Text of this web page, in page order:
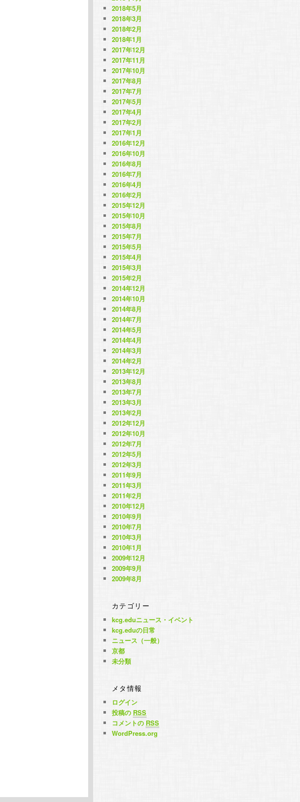
2018年5月
2018年3月
2018年2月
2018年1月
2017年12月
2017年11月
2017年10月
2017年8月
2017年7月
2017年5月
2017年4月
2017年2月
2017年1月
2016年12月
2016年10月
2016年8月
2016年7月
2016年4月
2016年2月
2015年12月
2015年10月
2015年8月
2015年7月
2015年5月
2015年4月
2015年3月
2015年2月
2014年12月
2014年10月
2014年8月
2014年7月
2014年5月
2014年4月
2014年3月
2014年2月
2013年12月
2013年8月
2013年7月
2013年3月
2013年2月
2012年12月
2012年10月
2012年7月
2012年5月
2012年3月
2011年9月
2011年3月
2011年2月
2010年12月
2010年9月
2010年7月
2010年3月
2010年1月
2009年12月
2009年9月
2009年8月
カテゴリー
kcg.eduニュース・イベント
kcg.eduの日常
ニュース（一般）
京都
未分類
メタ情報
ログイン
投稿の RSS
コメントの RSS
WordPress.org